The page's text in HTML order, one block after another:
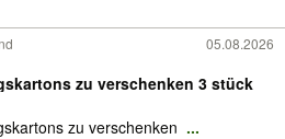
05.08.2026
umzugskartons zu verschenken 3 stück
zu verschenken ...